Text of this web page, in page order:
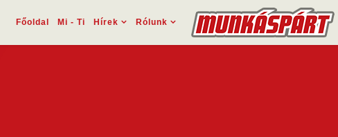
Főoldal Mi - Ti Hírek Rólunk